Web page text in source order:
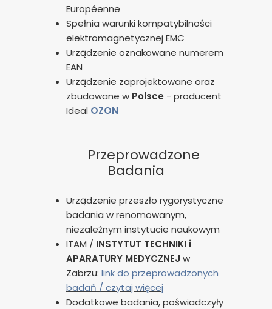
Européenne
Spełnia warunki kompatybilności
elektromagnetycznej EMC
Urządzenie oznakowane numerem
EAN
Urządzenie zaprojektowane oraz
zbudowane w Polsce - producent
Ideal OZON
Przeprowadzone
Badania
Urządzenie przeszło rygorystyczne
badania w renomowanym,
niezależnym instytucie naukowym
ITAM / INSTYTUT TECHNIKI i
APARATURY MEDYCZNEJ w
Zabrzu: link do przeprowadzonych
badań / czytaj więcej
Dodatkowe badania, poświadczyły